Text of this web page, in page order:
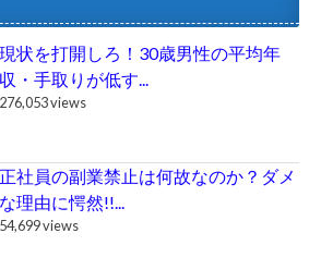
現状を打開しろ！30歳男性の平均年
収・手取りが低す...
276,053 views
正社員の副業禁止は何故なのか？ダメ
な理由に愕然!!...
54,699 views